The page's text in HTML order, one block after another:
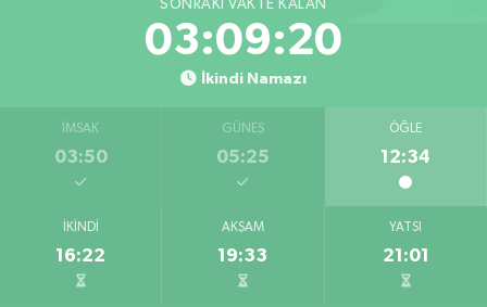
SONRAKI VAKTE KALAN
03:09:20
İkindi Namazı
İMSAK
03:50
GÜNEŞ
05:25
ÖĞLE
12:34
İKINDI
16:22
AKŞAM
19:33
YATSI
21:01